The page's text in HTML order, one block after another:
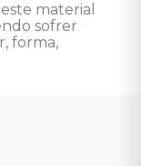
material
sofrer
forma,